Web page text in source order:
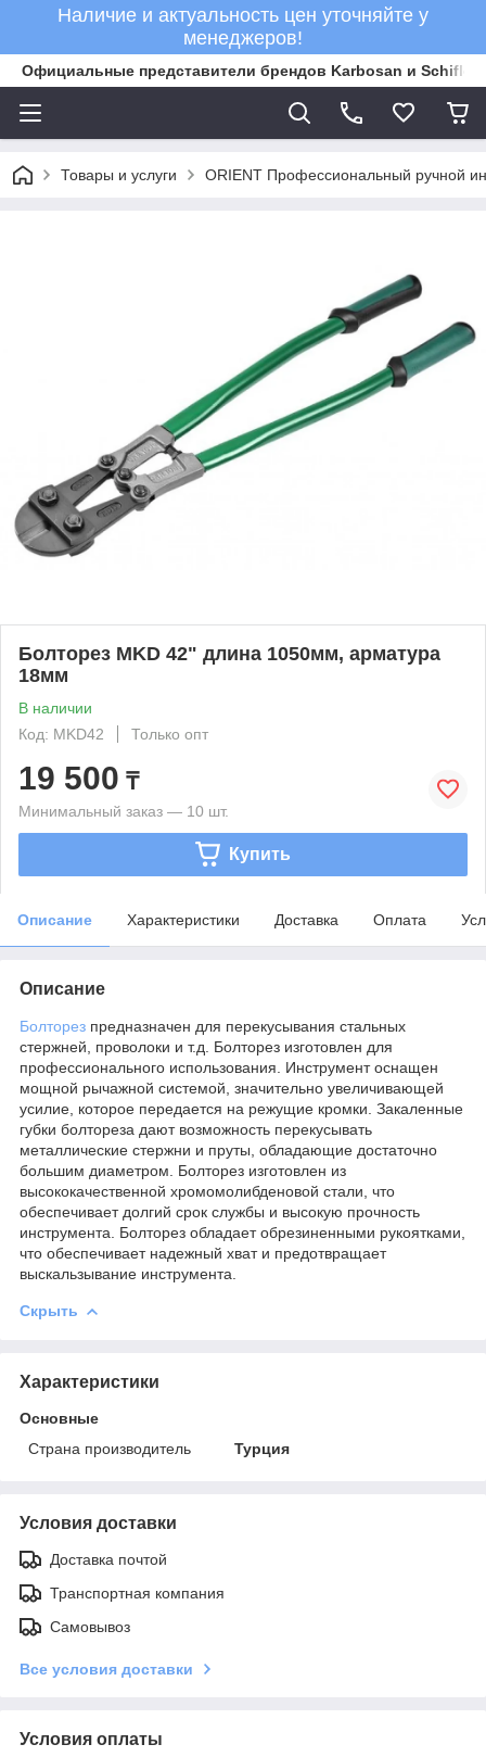
Наличие и актуальность цен уточняйте у
менеджеров!
Официальные представители брендов Karbosan и Schifler
Товары и услуги ORIENT Профессиональный ручной
Болторез MKD 42" длина 1050мм, арматура
18мм
В наличии
Код: MKD42
Только опт
19 500 ₸
Минимальный заказ — 10 шт.
Купить
Описание Характеристики Доставка Оплата
Описание
Болторез предназначен для перекусывания стальных
стержней, проволоки и т.д. Болторез изготовлен для
профессионального использования. Инструмент оснащен
мощной рычажной системой, значительно увеличивающей
усилие, которое передается на режущие кромки. Закаленные
губки болтореза дают возможность перекусывать
металлические стержни и пруты, обладающие достаточно
большим диаметром. Болторез изготовлен из
высококачественной хромомолибденовой стали, что
обеспечивает долгий срок службы и высокую прочность
инструмента. Болторез обладает обрезиненными рукоятками,
что обеспечивает надежный хват и предотвращает
выскальзывание инструмента.
Скрыть
Характеристики
Основные
Страна производитель
Турция
Условия доставки
Доставка почтой
Транспортная компания
Самовывоз
Все условия доставки
Условия оплаты